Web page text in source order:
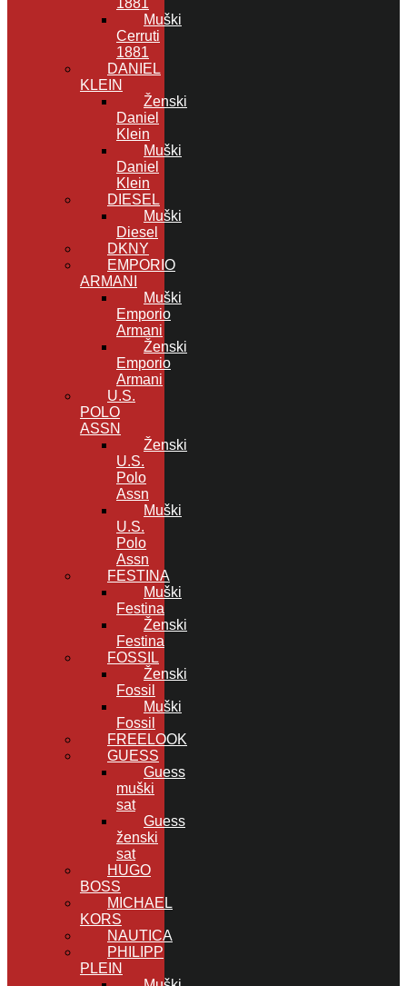
Muški
Cerruti
1881
DANIEL
KLEIN
Ženski
Daniel
Klein
Muški
Daniel
Klein
DIESEL
Muški
Diesel
DKNY
EMPORIO
ARMANI
Muški
Emporio
Armani
Ženski
Emporio
Armani
U.S.
POLO
ASSN
Ženski
U.S.
Polo
Assn
Muški
U.S.
Polo
Assn
FESTINA
Muški
Festina
Ženski
Festina
FOSSIL
Ženski
Fossil
Muški
Fossil
FREELOOK
GUESS
Guess
muški
sat
Guess
ženski
sat
HUGO
BOSS
MICHAEL
KORS
NAUTICA
PHILIPP
PLEIN